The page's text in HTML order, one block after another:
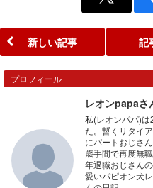
新しい記事 記
プロフィール
レオンpapaさ
私(レオンパパ)
た。暫くリタイ
にパートおじさ
歳手間で再度無
年退職おじさん
愛いパピオン犬